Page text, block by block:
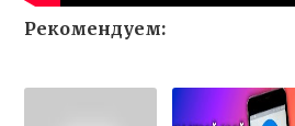
Рекомендуем: